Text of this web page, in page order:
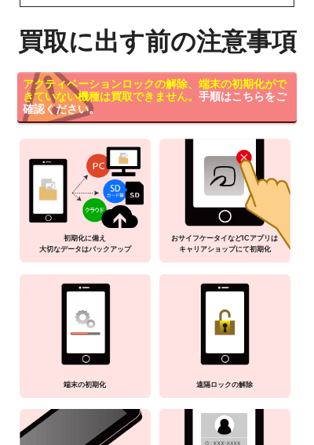
買取に出す前の注意事項
アクティベーションロックの解除、端末の初期化がで
きていない機種は買取できません。 手順はこちらをご
確認ください。
初期化に備え
大切なデータはバックアップ
おサイフケータイなどICアプリは
キャリアショップにて初期化
端末の初期化 遠隔ロックの解除